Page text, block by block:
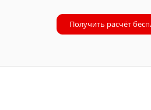
Получить расчёт